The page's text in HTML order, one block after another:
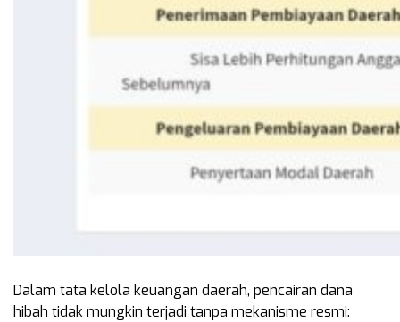
Dalam tata kelola keuangan daerah, pencairan dana
hibah tidak mungkin terjadi tanpa mekanisme resmi: